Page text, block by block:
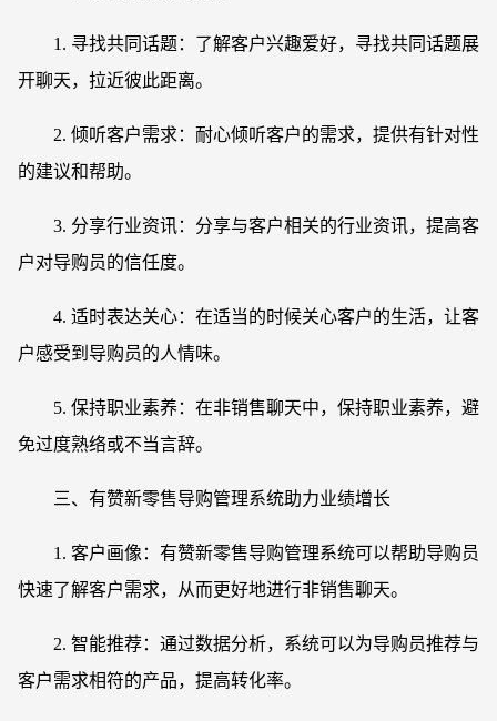
1. 寻找共同话题：了解客户兴趣爱好，寻找共同话题展
开聊天，拉近彼此距离。
2. 倾听客户需求：耐心倾听客户的需求，提供有针对性
的建议和帮助。
3. 分享行业资讯：分享与客户相关的行业资讯，提高客
户对导购员的信任度。
4. 适时表达关心：在适当的时候关心客户的生活，让客
户感受到导购员的人情味。
5. 保持职业素养：在非销售聊天中，保持职业素养，避
免过度熟络或不当言辞。
三、有赞新零售导购管理系统助力业绩增长
1. 客户画像：有赞新零售导购管理系统可以帮助导购员
快速了解客户需求，从而更好地进行非销售聊天。
2. 智能推荐：通过数据分析，系统可以为导购员推荐与
客户需求相符的产品，提高转化率。